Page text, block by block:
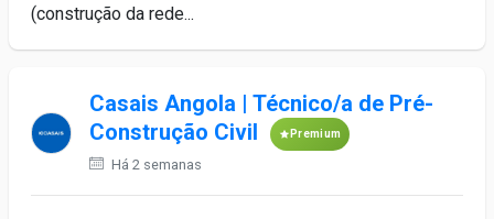
(construção da rede...
Casais Angola | Técnico/a de Pré-
Construção Civil
Premium
Há 2 semanas